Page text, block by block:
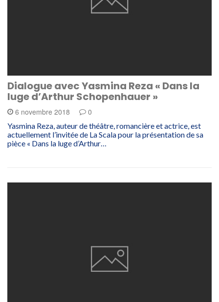
Dialogue avec Yasmina Reza « Dans la
luge d’Arthur Schopenhauer »
6 novembre 2018 0
Yasmina Reza, auteur de théâtre, romancière et actrice, est
actuellement l’invitée de La Scala pour la présentation de sa
pièce « Dans la luge d’Arthur…